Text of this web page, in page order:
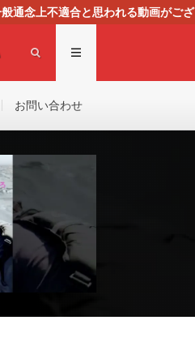
通念上不適合と思われる動画がござ
お問い合わせ